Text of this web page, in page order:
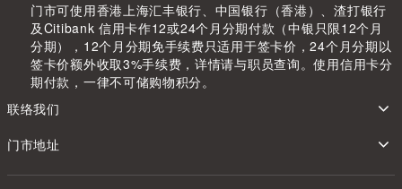
门市可使用香港上海汇丰银行、中国银行（香港）、渣打银行
及Citibank 信用卡作12或24个月分期付款（中银只限12个月
分期），12个月分期免手续费只适用于签卡价，24个月分期以
签卡价额外收取3%手续费，详情请与职员查询。使用信用卡分
期付款，一律不可储购物积分。
联络我们
门市地址